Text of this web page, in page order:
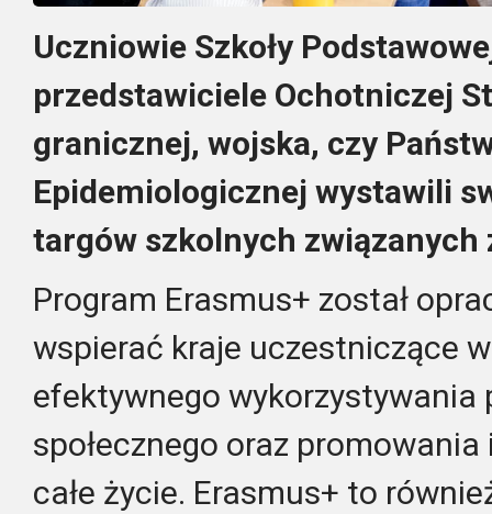
Uczniowie Szkoły
przedstawiciele Ochotniczej
granicznej, wojska, czy
Epidemiologicznej wystawili
targów szkolnych
Program Erasmus+ został
wspierać kraje uczestniczące
efektywnego wykorzystywania
społecznego oraz
całe życie. Erasmus+ to